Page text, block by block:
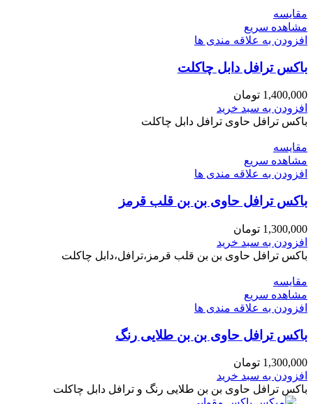
مقایسه
مشاهده سریع
افزودن به علاقه مندی ها
باکس ترافل دابل چاکلت
1,400,000 تومان
افزودن به سبد خرید
باکس ترافل حاوی ترافل دابل چاکلت
مقایسه
مشاهده سریع
افزودن به علاقه مندی ها
باکس ترافل حاوی بن بن قلب قرمز
1,300,000 تومان
افزودن به سبد خرید
باکس ترافل حاوی بن بن قلب قرمز،ترافل،دابل چاکلت
مقایسه
مشاهده سریع
افزودن به علاقه مندی ها
باکس ترافل حاوی بن بن طلایی رنگ
1,300,000 تومان
افزودن به سبد خرید
باکس ترافل حاوی بن بن طلایی رنگ و ترافل دابل چاکلت